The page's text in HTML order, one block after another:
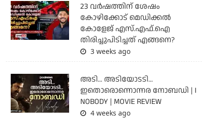
23 വർഷത്തിന് ശേഷം
കോഴിക്കോട് മെഡിക്കൽ
കോളേജ് എസ്.എഫ്.ഐ
തിരിച്ചുപിടിച്ചത് എങ്ങനെ?
3 weeks ago
അടി... അടിയോടടി...
ഇതൊരൊന്നൊന്നര നോബഡി | I
NOBODY | MOVIE REVIEW
4 weeks ago